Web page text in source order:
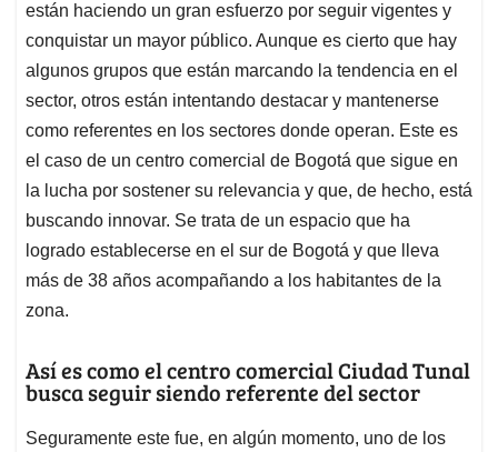
A
p
p
o
o
k
d
I
n
d
s
están haciendo un gran esfuerzo por seguir vigentes y
conquistar un mayor público. Aunque es cierto que hay
algunos grupos que están marcando la tendencia en el
sector, otros están intentando destacar y mantenerse
como referentes en los sectores donde operan. Este es
el caso de un centro comercial de Bogotá que sigue en
la lucha por sostener su relevancia y que, de hecho, está
buscando innovar. Se trata de un espacio que ha
logrado establecerse en el sur de Bogotá y que lleva
más de 38 años acompañando a los habitantes de la
zona.
Así es como el centro comercial Ciudad Tunal
busca seguir siendo referente del sector
Seguramente este fue, en algún momento, uno de los